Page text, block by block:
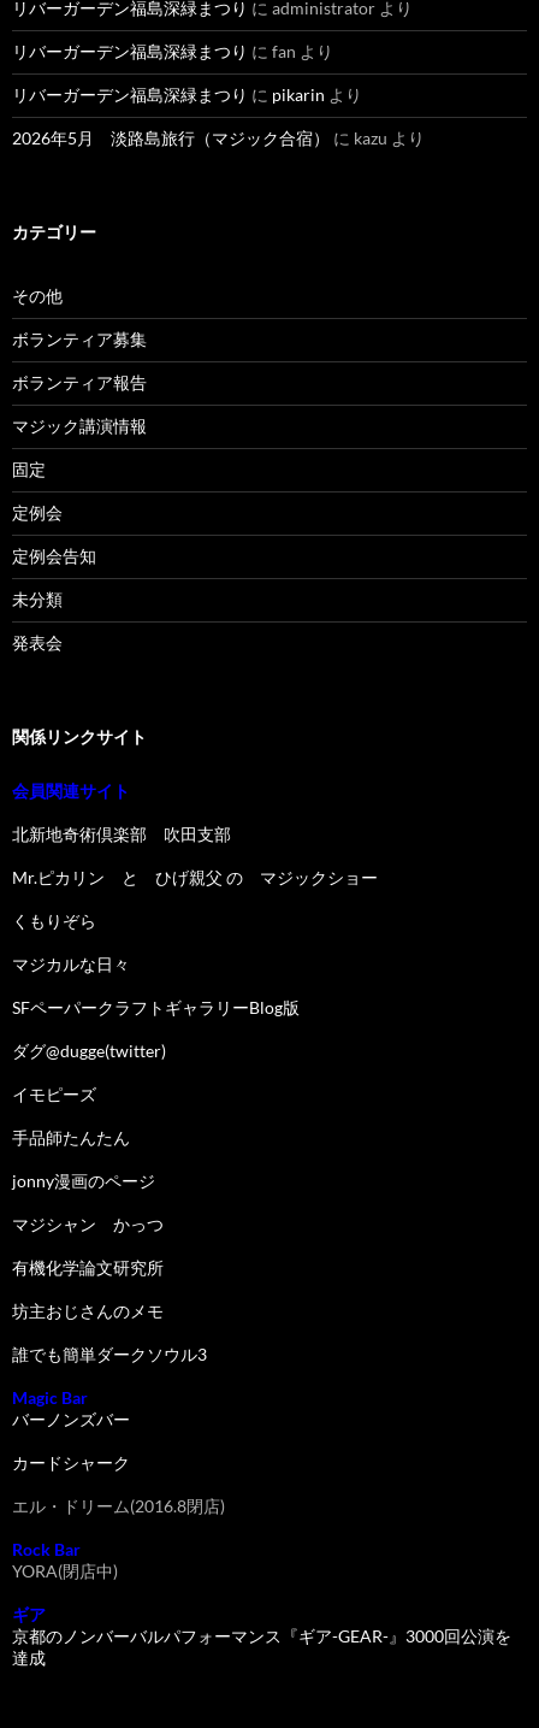
リバーガーデン福島深緑まつり に administrator より
リバーガーデン福島深緑まつり に fan より
リバーガーデン福島深緑まつり に pikarin より
2026年5月 淡路島旅行（マジック合宿） に kazu より
カテゴリー
その他
ボランティア募集
ボランティア報告
マジック講演情報
固定
定例会
定例会告知
未分類
発表会
関係リンクサイト
会員関連サイト
北新地奇術倶楽部 吹田支部
Mr.ピカリン と ひげ親父 の マジックショー
くもりぞら
マジカルな日々
SFペーパークラフトギャラリーBlog版
ダグ@dugge(twitter)
イモピーズ
手品師たんたん
jonny漫画のページ
マジシャン かっつ
有機化学論文研究所
坊主おじさんのメモ
誰でも簡単ダークソウル3
Magic Bar
バーノンズバー
カードシャーク
エル・ドリーム(2016.8閉店)
Rock Bar
YORA(閉店中)
ギア
京都のノンバーバルパフォーマンス『ギア-GEAR-』3000回公演を
達成